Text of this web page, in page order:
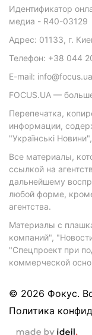
Идентификатор
медиа - R40-03129
Адрес: 01133, г.
Телефон: +38 044
E-mail: info@focus.ua
FOCUS.UA —
Перепечатка,
информации,
"Українські
Все материалы,
ссылкой на
дальнейшему
любой форме,
агентства.
Материалы с
компаний",
"Спецпроект при
коммерческой
© 2026 Фокус.
Политика